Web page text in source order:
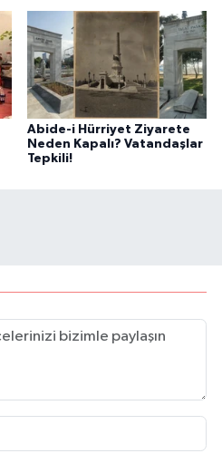
Abide-i Hürriyet Ziyarete
Neden Kapalı? Vatandaşlar
Tepkili!